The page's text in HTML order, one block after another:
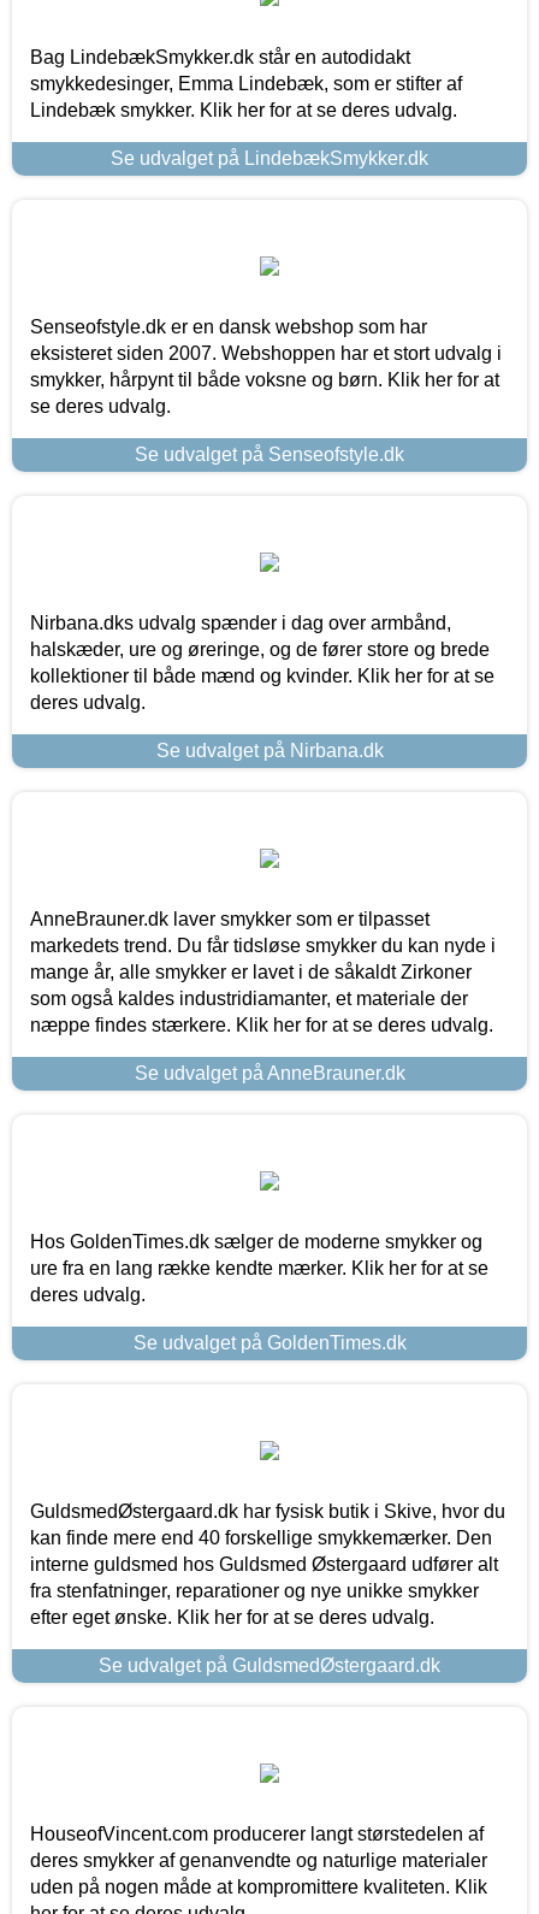
Bag LindebækSmykker.dk står en autodidakt
smykkedesinger, Emma Lindebæk, som er stifter af
Lindebæk smykker. Klik her for at se deres udvalg.
Se udvalget på LindebækSmykker.dk
Senseofstyle.dk er en dansk webshop som har
eksisteret siden 2007. Webshoppen har et stort udvalg i
smykker, hårpynt til både voksne og børn. Klik her for at
se deres udvalg.
Se udvalget på Senseofstyle.dk
Nirbana.dks udvalg spænder i dag over armbånd,
halskæder, ure og øreringe, og de fører store og brede
kollektioner til både mænd og kvinder. Klik her for at se
deres udvalg.
Se udvalget på Nirbana.dk
AnneBrauner.dk laver smykker som er tilpasset
markedets trend. Du får tidsløse smykker du kan nyde i
mange år, alle smykker er lavet i de såkaldt Zirkoner
som også kaldes industridiamanter, et materiale der
næppe findes stærkere. Klik her for at se deres udvalg.
Se udvalget på AnneBrauner.dk
Hos GoldenTimes.dk sælger de moderne smykker og
ure fra en lang række kendte mærker. Klik her for at se
deres udvalg.
Se udvalget på GoldenTimes.dk
GuldsmedØstergaard.dk har fysisk butik i Skive, hvor du
kan finde mere end 40 forskellige smykkemærker. Den
interne guldsmed hos Guldsmed Østergaard udfører alt
fra stenfatninger, reparationer og nye unikke smykker
efter eget ønske. Klik her for at se deres udvalg.
Se udvalget på GuldsmedØstergaard.dk
HouseofVincent.com producerer langt størstedelen af
deres smykker af genanvendte og naturlige materialer
uden på nogen måde at kompromittere kvaliteten. Klik